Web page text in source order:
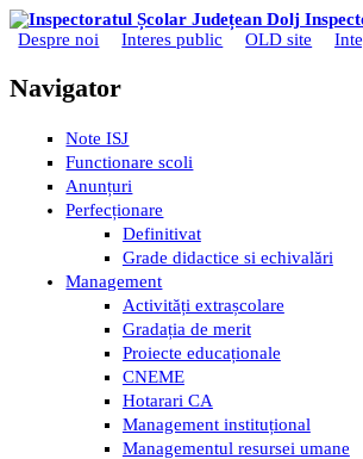
Mergi la conţinutul principal
Despre noi Interes public OLD site
Navigator
Note ISJ
Functionare scoli
Anunțuri
Perfecționare
Definitivat
Grade didactice si echivalări
Management
Activități extrașcolare
Gradația de merit
Proiecte educaționale
CNEME
Hotarari CA
Management instituțional
Managementul resursei umane